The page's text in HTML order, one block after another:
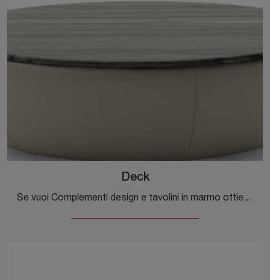
Deck
Se vuoi Complementi design e tavolini in marmo ottieni informazioni sul modello Deck del brand Ditre Italia.